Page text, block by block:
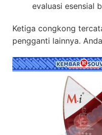
evaluasi esensial
Ketiga congkong
pengganti lainnya.